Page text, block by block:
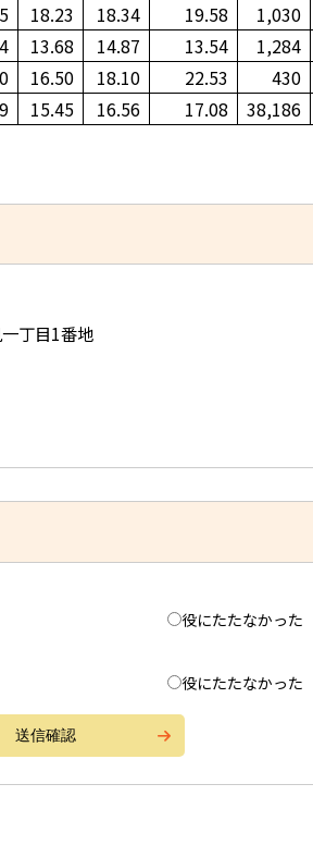
18.23 18.34 19.58 1,030
13.68 14.87 13.54 1,284
16.50 18.10 22.53 430
15.45 16.56 17.08 38,186
丁目1番地
役にたたなかった
役にたたなかった